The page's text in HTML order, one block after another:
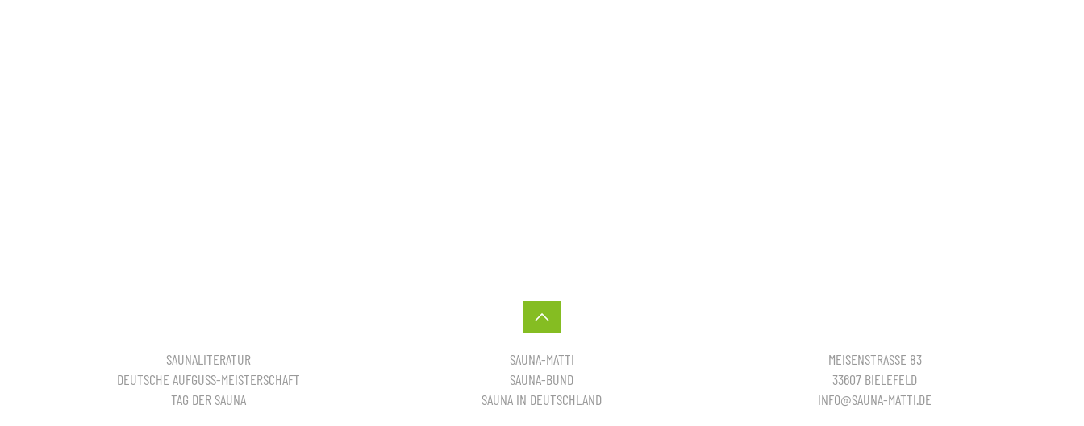
SAUNALITERATUR
DEUTSCHE AUFGUSS-MEISTERSCHAFT
TAG DER SAUNA
SAUNA-MATTI
SAUNA-BUND
SAUNA IN DEUTSCHLAND
MEISENSTRASSE 83
33607 BIELEFELD
INFO@SAUNA-MATTI.DE